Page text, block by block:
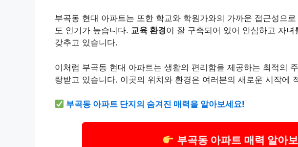
부곡동 현대 아파트는 또한 학교와 학원가와의 가까운 접근성으
도 인기가 높습니다. 교육 환경이 잘 구축되어 있어 안심하고 자
갖추고 있습니다.
이처럼 부곡동 현대 아파트는 생활의 편리함을 제공하는 최적의
랑받고 있습니다. 이곳의 위치와 환경은 여러분의 새로운 시작에
부곡동 아파트 단지의 숨겨진 매력을 알아보세요!
부곡동 아파트 매력 알아보